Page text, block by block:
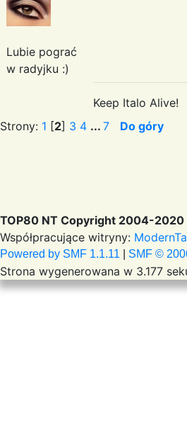
Lubie pograć
w radyjku :)
Keep Italo Alive!
Strony: 1 [2] 3 4 ... 7 Do góry
TOP80 NT Copyright 2004-2020
Współpracujące witryny:
Powered by SMF 1.1.11 SMF ©
Strona wygenerowana w 3.177